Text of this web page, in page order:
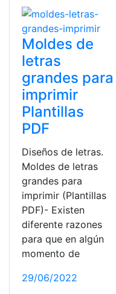
Moldes de
letras
grandes para
imprimir
Plantillas
PDF
Diseños de letras.
Moldes de letras
grandes para
imprimir (Plantillas
PDF)- Existen
diferente razones
para que en algún
momento de
29/06/2022